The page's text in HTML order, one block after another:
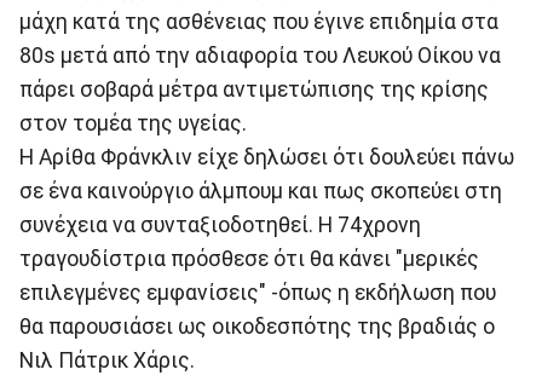
μάχη κατά της ασθένειας που έγινε επιδημία στα
80s μετά από την αδιαφορία του Λευκού Οίκου να
πάρει σοβαρά μέτρα αντιμετώπισης της κρίσης
στον τομέα της υγείας.
Η Αρίθα Φράνκλιν είχε δηλώσει ότι δουλεύει πάνω
σε ένα καινούργιο άλμπουμ και πως σκοπεύει στη
συνέχεια να συνταξιοδοτηθεί. Η 74χρονη
τραγουδίστρια πρόσθεσε ότι θα κάνει "μερικές
επιλεγμένες εμφανίσεις" -όπως η εκδήλωση που
θα παρουσιάσει ως οικοδεσπότης της βραδιάς ο
Νιλ Πάτρικ Χάρις.